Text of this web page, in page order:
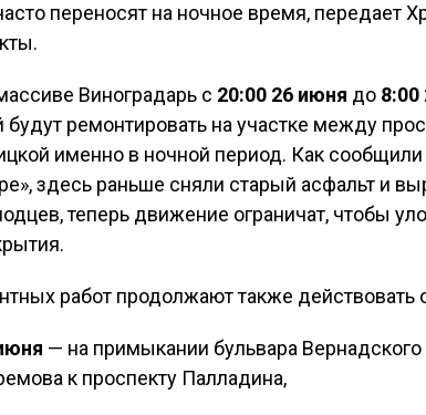
переносят на ночное время, передает
Виноградарь с 20:00 26 июня до 8:00
будут ремонтировать на участке между
именно в ночной период. Как сообщили
здесь раньше сняли старый асфальт и
теперь движение ограничат, чтобы
работ продолжают также действовать
— на примыкании бульвара
к проспекту Палладина,